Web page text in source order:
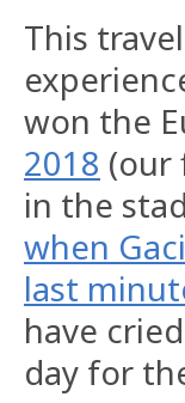
This
won the
2018 (our
in the
when
last
have
day for